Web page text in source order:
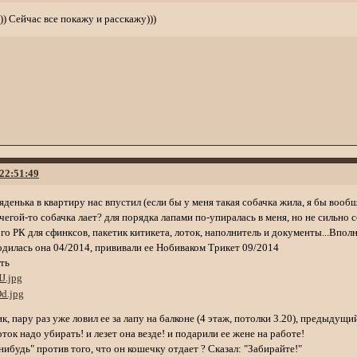
Сейчас все покажу и расскажу)))
в квартиру нас впустил (если бы у меня такая собачка жила, я бы
то собачка лает? для порядка лапами по-упиралась в меня, но не сильно
РК для сфинксов, пакетик китикета, лоток, наполнитель и
она 04/2014, прививали ее Нобиваком Трикет 09/2014
пару раз уже ловил ее за лапу на балконе (4 этаж, потолки 3.20),
надо убирать! и лезет она везде! и подарили ее жене на работе!
против того, что он кошечку отдает ? Сказал: "Забирайте!"